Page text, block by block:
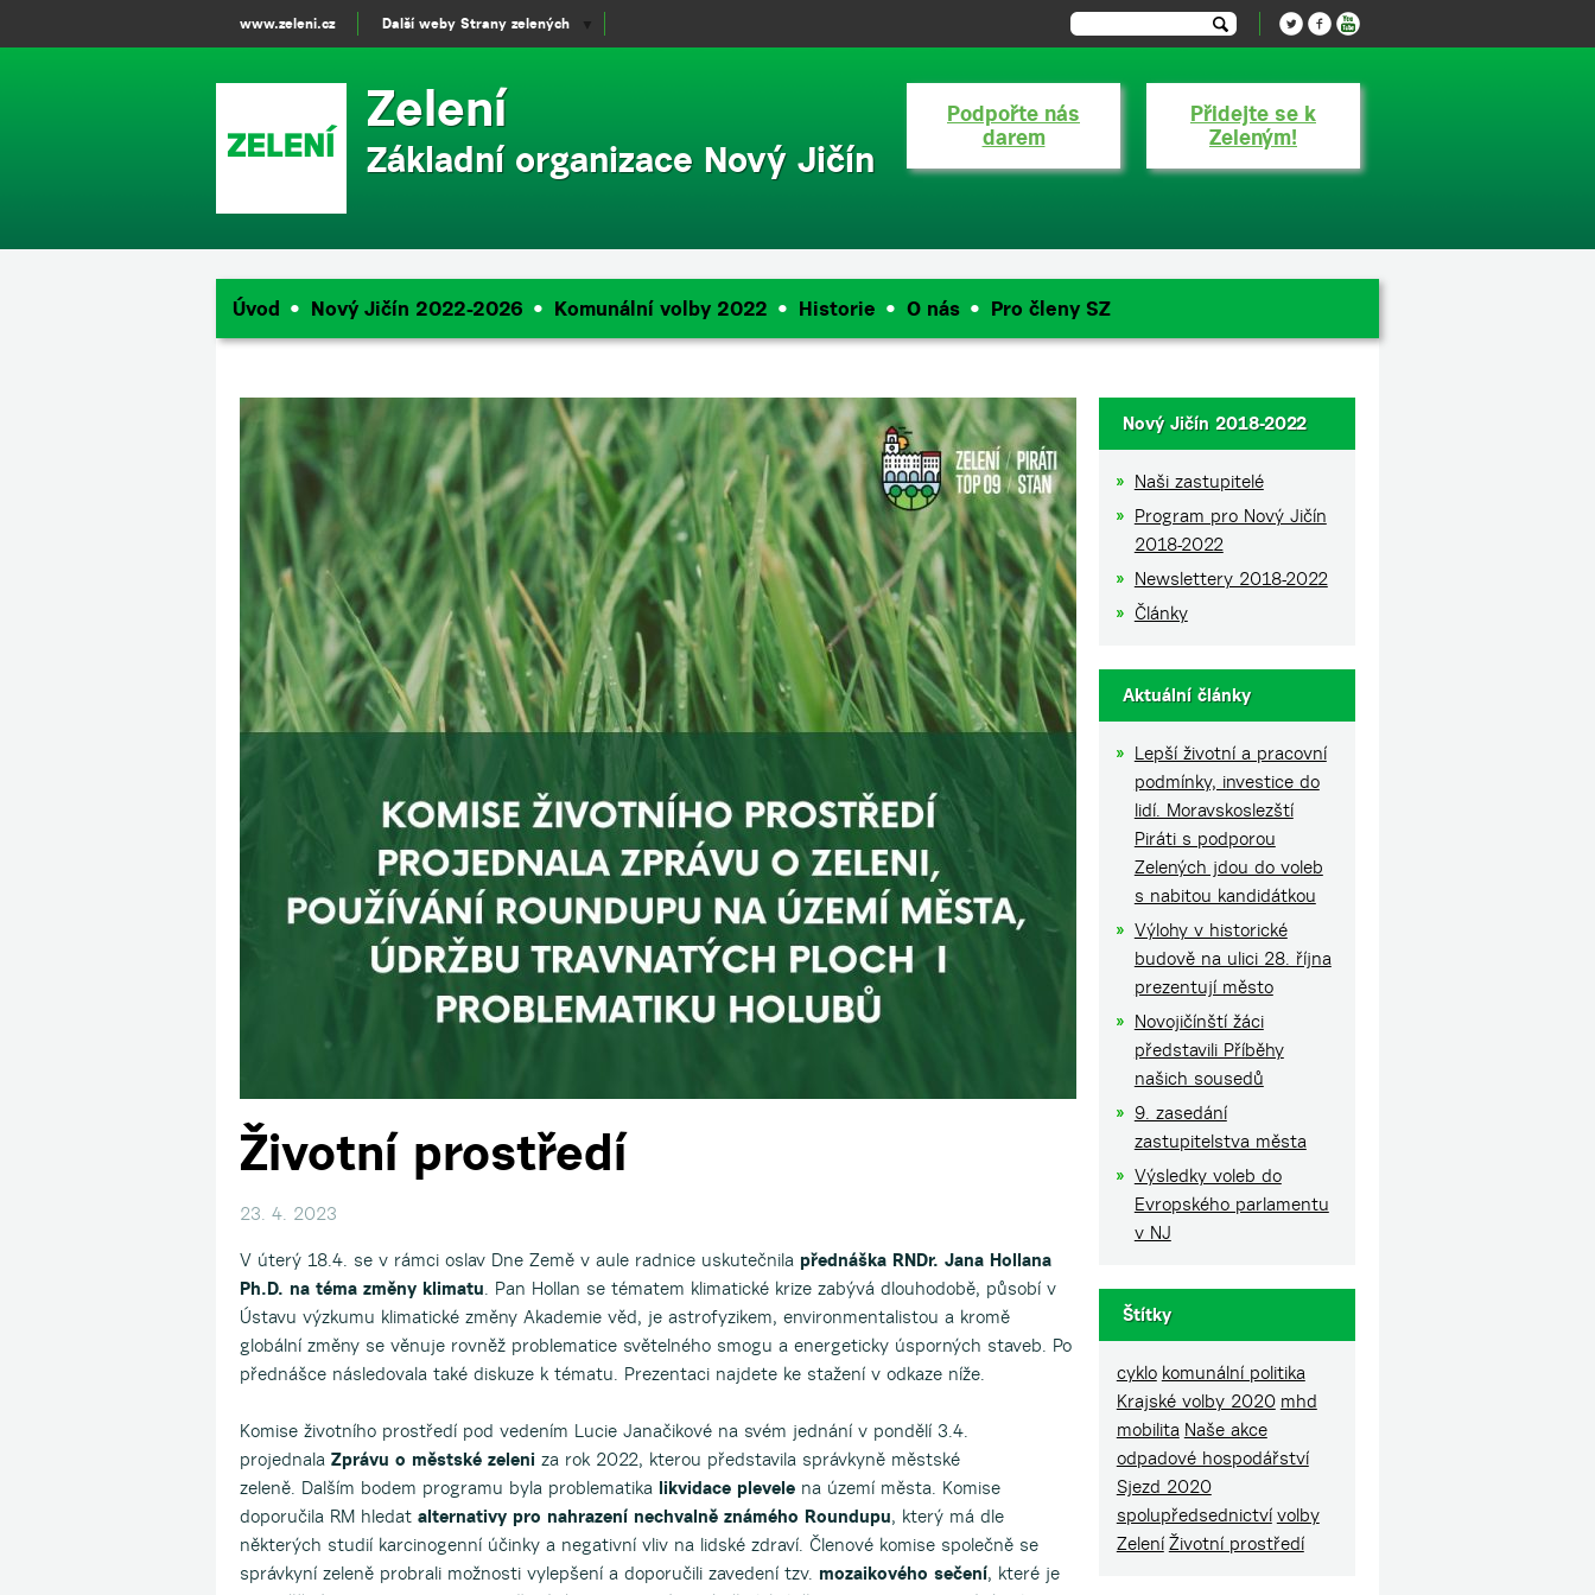
Zelení
Základní organizace Nový Jičín
Přidejte se k
Zeleným!
Podpořte nás
darem
Úvod Nový Jičín 2022-2026 Komunální volby 2022 Historie O nás Pro členy SZ
Životní prostředí
23. 4. 2023
V úterý 18.4. se v rámci oslav Dne Země v aule radnice uskutečnila přednáška RNDr. Jana Hollana
Ph.D. na téma změny klimatu. Pan Hollan se tématem klimatické krize zabývá dlouhodobě, působí v
Ústavu výzkumu klimatické změny Akademie věd, je astrofyzikem, environmentalistou a kromě
globální změny se věnuje rovněž problematice světelného smogu a energeticky úsporných staveb. Po
přednášce následovala také diskuze k tématu. Prezentaci najdete ke stažení v odkaze níže.
Komise životního prostředí pod vedením Lucie Janačikové na svém jednání v pondělí 3.4.
projednala Zprávu o městské zeleni za rok 2022, kterou představila správkyně městské
zeleně. Dalším bodem programu byla problematika likvidace plevele na území města. Komise
doporučila RM hledat alternativy pro nahrazení nechvalně známého Roundupu, který má dle
některých studií karcinogenní účinky a negativní vliv na lidské zdraví. Členové komise společně se
správkyní zeleně probrali možnosti vylepšení a doporučili zavedení tzv. mozaikového sečení, které je
Nový Jičín 2018-2022
Naši zastupitelé
Program pro Nový Jičín
2018-2022
Newslettery 2018-2022
Články
Aktuální články
Lepší životní a pracovní
podmínky, investice do
lidí. Moravskoslezští
Piráti s podporou
Zelených jdou do voleb
s nabitou kandidátkou
Výlohy v historické
budově na ulici 28. října
prezentují město
Novojičínští žáci
představili Příběhy
našich sousedů
9. zasedání
zastupitelstva města
Výsledky voleb do
Evropského parlamentu
v NJ
Štítky
cyklo komunální politika
Krajské volby 2020 mhd
mobilita Naše akce
odpadové hospodářství
Sjezd 2020
spolupředsednictví volby
Zelení Životní prostředí
www.zeleni.cz Další weby Strany zelených ▼